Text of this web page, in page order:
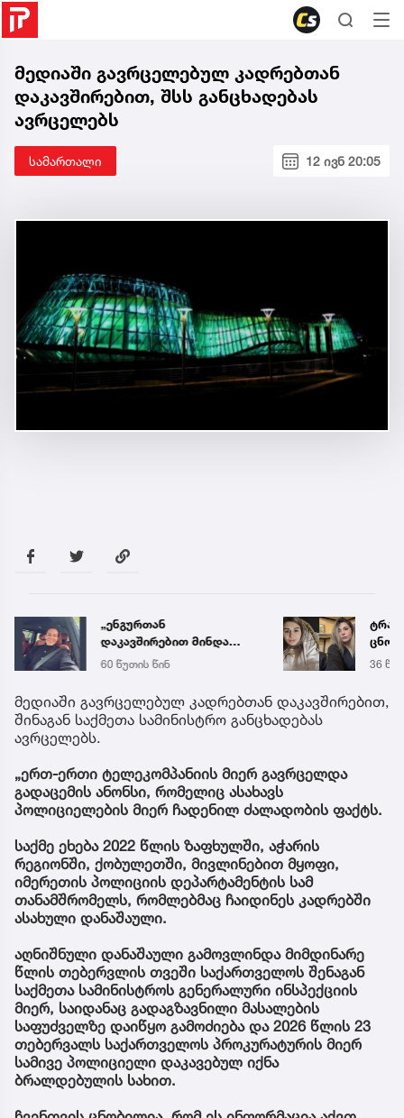
მედიაში გავრცელებულ კადრებთან
დაკავშირებით, შსს განცხადებას
ავრცელებს
სამართალი 12 ივნ 20:05
„ენგურთან
დაკავშირებით მინდა
ვთქვა...“ - გოგა მანიას
უახლესი
წინასწარმეტყველება
60 წუთის წინ 36
მედიაში გავრცელებულ კადრებთან დაკავშირებით,
შინაგან საქმეთა სამინისტრო განცხადებას
ავრცელებს.
„ერთ-ერთი ტელეკომპანიის მიერ გავრცელდა
გადაცემის ანონსი, რომელიც ასახავს
პოლიციელების მიერ ჩადენილ ძალადობის ფაქტს.
საქმე ეხება 2022 წლის ზაფხულში, აჭარის
რეგიონში, ქობულეთში, მივლინებით მყოფი,
იმერეთის პოლიციის დეპარტამენტის სამ
თანამშრომელს, რომლებმაც ჩაიდინეს კადრებში
ასახული დანაშაული.
აღნიშნული დანაშაული გამოვლინდა მიმდინარე
წლის თებერვლის თვეში საქართველოს შენაგან
საქმეთა სამინისტროს გენერალური ინსპექციის
მიერ, საიდანაც გადაგზავნილი მასალების
საფუძველზე დაიწყო გამოძიება და 2026 წლის 23
თებერვალს საქართველოს პროკურატურის მიერ
სამივე პოლიციელი დაკავებულ იქნა
ბრალდებულის სახით.